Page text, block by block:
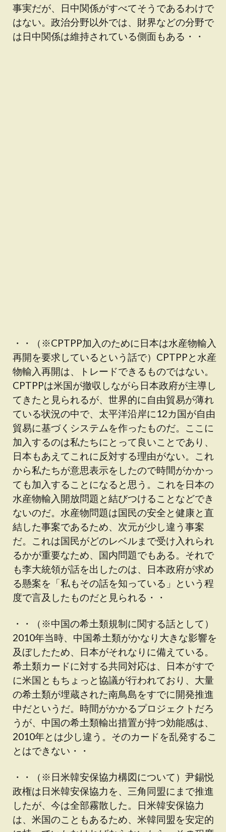
事実だが、日中関係がすべてそうであるわけで
はない。政治分野以外では、財界などの分野で
は日中関係は維持されている側面もある・・
・・（※CPTPP加入のために日本は水産物輸入
再開を要求しているという話で）CPTPPと水産
物輸入再開は、トレードできるものではない。
CPTPPは米国が撤収しながら日本政府が主導し
てきたと見られるが、世界的に自由貿易が薄れ
ている状況の中で、太平洋沿岸に12カ国が自由
貿易に基づくシステムを作ったものだ。ここに
加入するのは私たちにとって良いことであり、
日本もあえてこれに反対する理由がない。これ
から私たちが意思表示をしたので時間がかかっ
ても加入することになると思う。これを日本の
水産物輸入開放問題と結びつけることなどでき
ないのだ。水産物問題は国民の安全と健康と直
結した事案であるため、次元が少し違う事案
だ。これは国民がどのレベルまで受け入れられ
るかが重要なため、国内問題でもある。それで
も李大統領が話を出したのは、日本政府が求め
る懸案を「私もその話を知っている」という程
度で言及したものだと見られる・・
・・（※中国の希土類規制に関する話として）
2010年当時、中国希土類がかなり大きな影響を
及ぼしたため、日本がそれなりに備えている。
希土類カードに対する共同対応は、日本がすで
に米国ともちょっと協議が行われており、大量
の希土類が埋蔵された南鳥島をすでに開発推進
中だというだ。時間がかかるプロジェクトだろ
うが、中国の希土類輸出措置が持つ効能感は、
2010年とは少し違う。そのカードを乱発するこ
とはできない・・
・・（※日米韓安保協力構図について）尹錫悦
政権は日米韓安保協力を、三角同盟にまで推進
したが、今は全部霧散した。日米韓安保協力
は、米国のこともあるため、米韓同盟を安定的